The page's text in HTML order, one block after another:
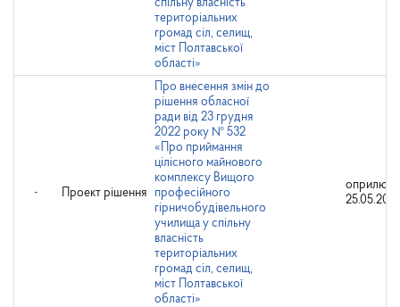
спільну власність
територіальних
громад сіл, селищ,
міст Полтавської
області»
- Проект рішення
Про внесення змін до
рішення обласної
ради від 23 грудня
2022 року № 532
«Про приймання
цілісного майнового
комплексу Вищого
професійного
гірничобудівельного
училища у спільну
власність
територіальних
громад сіл, селищ,
міст Полтавської
області»